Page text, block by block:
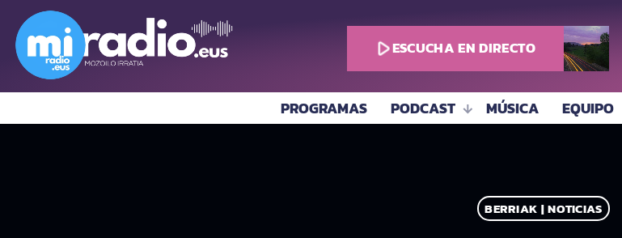
play_arrowESCUCHA EN DIRECTO
PROGRAMAS PODCAST MÚSICA EQUIPO
BERRIAK | NOTICIAS